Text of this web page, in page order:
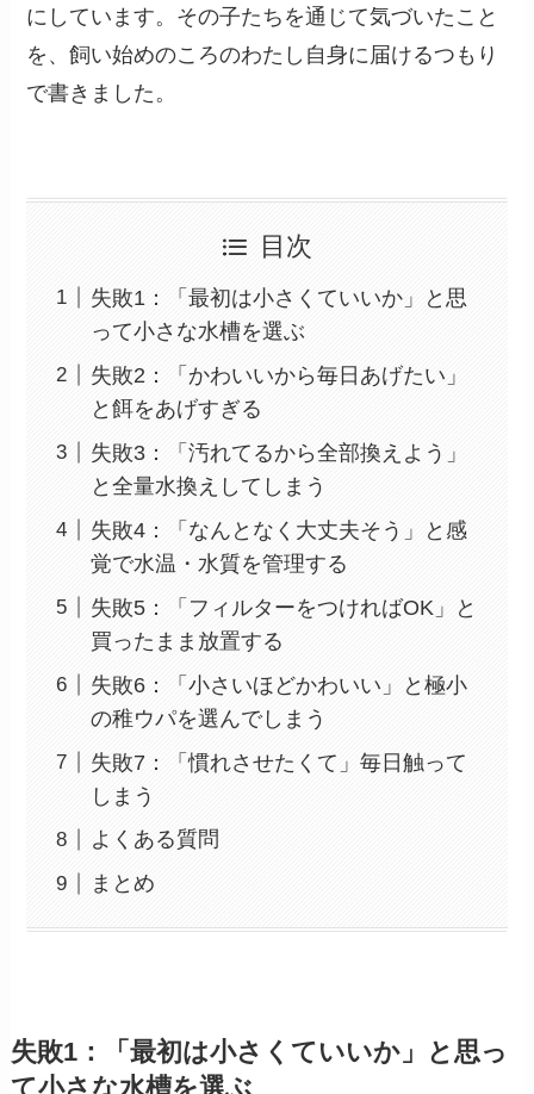
にしています。その子たちを通じて気づいたこと
を、飼い始めのころのわたし自身に届けるつもり
で書きました。
目次
失敗1：「最初は小さくていいか」と思
って小さな水槽を選ぶ
失敗2：「かわいいから毎日あげたい」
と餌をあげすぎる
失敗3：「汚れてるから全部換えよう」
と全量水換えしてしまう
失敗4：「なんとなく大丈夫そう」と感
覚で水温・水質を管理する
失敗5：「フィルターをつければOK」と
買ったまま放置する
失敗6：「小さいほどかわいい」と極小
の稚ウパを選んでしまう
失敗7：「慣れさせたくて」毎日触って
しまう
よくある質問
まとめ
失敗1：「最初は小さくていいか」と思っ
て小さな水槽を選ぶ